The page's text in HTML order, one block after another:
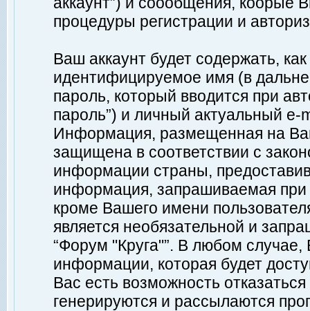
процедуры регистрации и
Ваш аккаунт будет содержать,
идентифицируемое имя (в
пароль, который вводится при
пароль”) и личный актуальный
Информация, размещенная на
защищена в соответствии с
информации страны,
информация, запрашиваемая при
кроме Вашего имени
является необязательной и
“Форум "Круга"”. В любом
информации, которая будет
Вас есть возможность
генерируются и рассылаются